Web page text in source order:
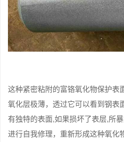
这种紧密粘附的富铬氧化物保护表
氧化层极薄，透过它可以看到钢表
有独特的表面,如果损坏了表层,所
进行自我修理，重新形成这种氧化